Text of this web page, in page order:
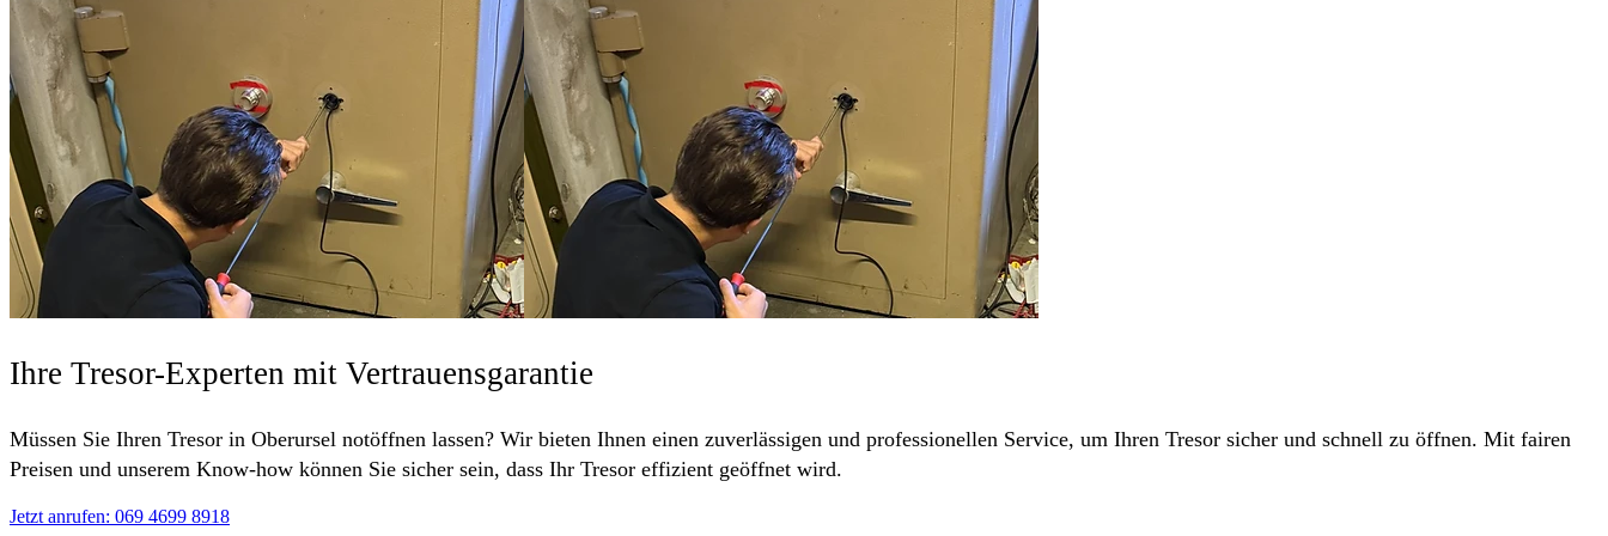
Ihre Tresor-Experten mit Vertrauensgarantie
Müssen Sie Ihren Tresor in Oberursel notöffnen lassen? Wir bieten Ihnen einen zuverlässigen und professionellen Service, um Ihren Tresor sicher und schnell zu öffnen. Mit fairen
Preisen und unserem Know-how können Sie sicher sein, dass Ihr Tresor effizient geöffnet wird.
Jetzt anrufen: 069 4699 8918